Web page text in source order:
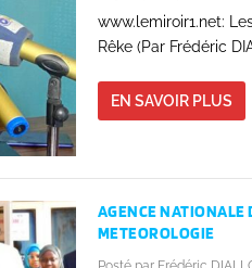
www.lemiroir1.net:
Rêke (Par Frédéric
EN SAVOIR PLUS
AGENCE NATIONALE
METEOROLOGIE